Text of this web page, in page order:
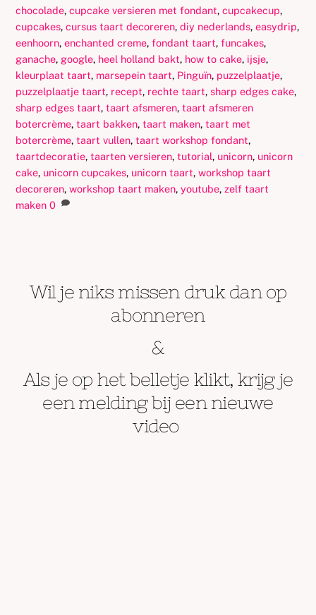
chocolade,cupcake versieren met fondant,cupcakecup,
cupcakes,cursus taart decoreren,diy nederlands,easydrip,
eenhoorn,enchanted creme,fondant taart,funcakes,
ganache, google, heel holland bakt, how to cake, ijsje,
kleurplaat taart, marsepein taart, Pinguïn, puzzelplaatje,
puzzelplaatje taart, recept, rechte taart,sharp edges cake,
sharp edges taart,taart afsmeren,taart afsmeren
botercrème,taart bakken,taart maken,taart met
botercrème,taart vullen,taart workshop fondant,
taartdecoratie,taarten versieren,tutorial, unicorn, unicorn
cake, unicorn cupcakes, unicorn taart,workshop taart
decoreren,workshop taart maken,youtube,zelf taart
maken 0
Wil je niks missen druk dan op
abonneren
&
Als je op het belletje klikt, krijg je
een melding bij een nieuwe
video